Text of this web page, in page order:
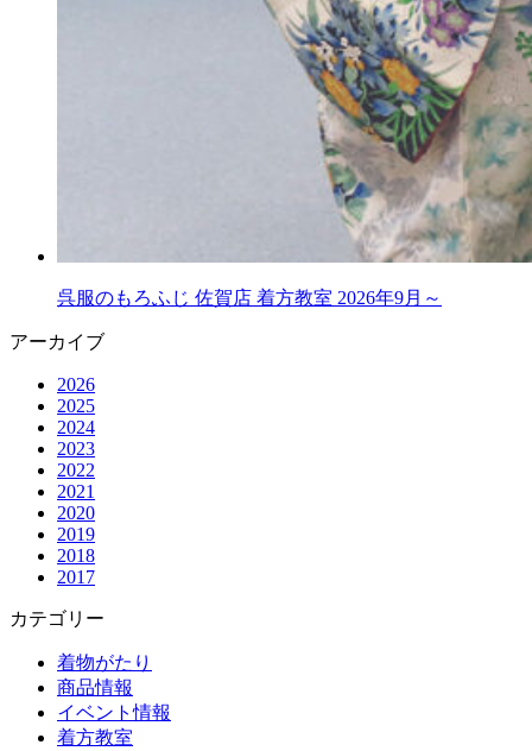
呉服のもろふじ 佐賀店 着方教室 2026年9月～
アーカイブ
2026
2025
2024
2023
2022
2021
2020
2019
2018
2017
カテゴリー
着物がたり
商品情報
イベント情報
着方教室